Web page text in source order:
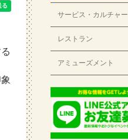
サービス・カルチャー
レストラン
アミューズメント